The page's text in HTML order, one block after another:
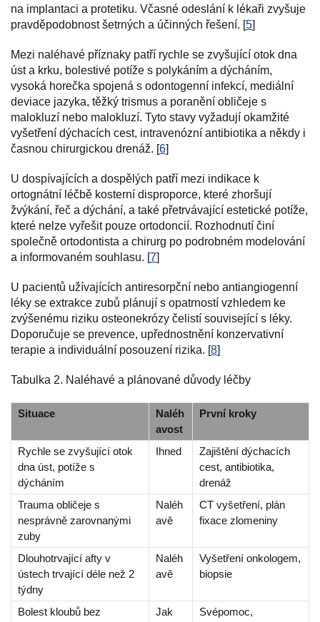
na implantaci a protetiku. Včasné odeslání k lékaři zvyšuje
pravděpodobnost šetrných a účinných řešení. [5]
Mezi naléhavé příznaky patří rychle se zvyšující otok dna
úst a krku, bolestivé potíže s polykáním a dýcháním,
vysoká horečka spojená s odontogenní infekcí, mediální
deviace jazyka, těžký trismus a poranění obličeje s
malokluzí nebo malokluzí. Tyto stavy vyžadují okamžité
vyšetření dýchacích cest, intravenózní antibiotika a někdy i
časnou chirurgickou drenáž. [6]
U dospívajících a dospělých patří mezi indikace k
ortognátní léčbě kosterní disproporce, které zhoršují
žvýkání, řeč a dýchání, a také přetrvávající estetické potíže,
které nelze vyřešit pouze ortodoncií. Rozhodnutí činí
společně ortodontista a chirurg po podrobném modelování
a informovaném souhlasu. [7]
U pacientů užívajících antiresorpční nebo antiangiogenní
léky se extrakce zubů plánují s opatrností vzhledem ke
zvýšenému riziku osteonekrózy čelistí související s léky.
Doporučuje se prevence, upřednostnění konzervativní
terapie a individuální posouzení rizika. [8]
Tabulka 2. Naléhavé a plánované důvody léčby
Situace
Naléh
avost
První kroky
Rychle se zvyšující otok
dna úst, potíže s
dýcháním
Ihned
Zajištění dýchacích
cest, antibiotika,
drenáž
Trauma obličeje s
nesprávně zarovnanými
zuby
Naléh
avě
CT vyšetření, plán
fixace zlomeniny
Dlouhotrvající afty v
ústech trvající déle než 2
týdny
Naléh
avě
Vyšetření onkologem,
biopsie
Bolest kloubů bez
Jak
Svépomoc,